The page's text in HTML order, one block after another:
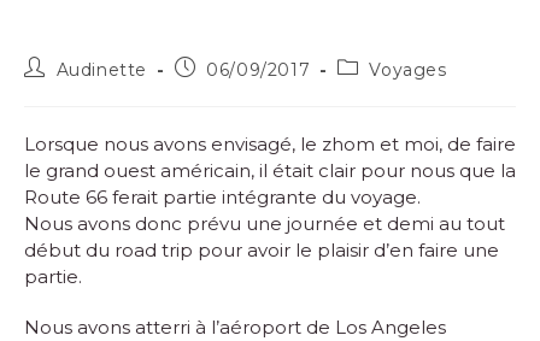
Audinette 06/09/2017 Voyages
Lorsque nous avons envisagé, le zhom et moi, de faire
le grand ouest américain, il était clair pour nous que la
Route 66 ferait partie intégrante du voyage.
Nous avons donc prévu une journée et demi au tout
début du road trip pour avoir le plaisir d’en faire une
partie.
Nous avons atterri à l’aéroport de Los Angeles